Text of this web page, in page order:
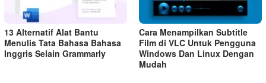
13 Alternatif Alat Bantu
Menulis Tata Bahasa Bahasa
Inggris Selain Grammarly
Cara Menampilkan Subtitle
Film di VLC Untuk Pengguna
Windows Dan Linux Dengan
Mudah